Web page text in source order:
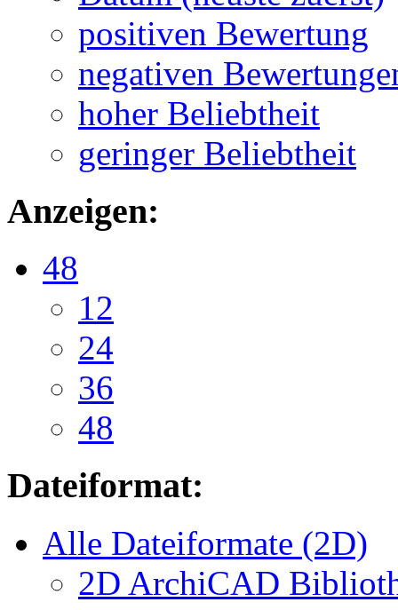
positiven Bewertung
negativen
hoher Beliebtheit
geringer Beliebtheit
Anzeigen:
48
12
24
36
48
Dateiformat:
Alle Dateiformate (2D)
2D ArchiCAD